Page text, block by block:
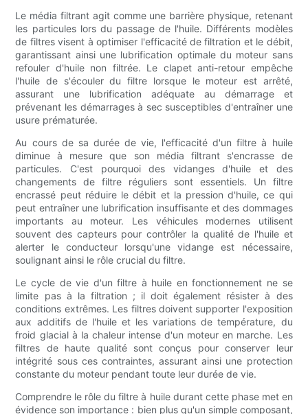
Le média filtrant agit comme une barrière physique, retenant
les particules lors du passage de l'huile. Différents modèles
de filtres visent à optimiser l'efficacité de filtration et le débit,
garantissant ainsi une lubrification optimale du moteur sans
refouler d'huile non filtrée. Le clapet anti-retour empêche
l'huile de s'écouler du filtre lorsque le moteur est arrêté,
assurant une lubrification adéquate au démarrage et
prévenant les démarrages à sec susceptibles d'entraîner une
usure prématurée.
Au cours de sa durée de vie, l'efficacité d'un filtre à huile
diminue à mesure que son média filtrant s'encrasse de
particules. C'est pourquoi des vidanges d'huile et des
changements de filtre réguliers sont essentiels. Un filtre
encrassé peut réduire le débit et la pression d'huile, ce qui
peut entraîner une lubrification insuffisante et des dommages
importants au moteur. Les véhicules modernes utilisent
souvent des capteurs pour contrôler la qualité de l'huile et
alerter le conducteur lorsqu'une vidange est nécessaire,
soulignant ainsi le rôle crucial du filtre.
Le cycle de vie d'un filtre à huile en fonctionnement ne se
limite pas à la filtration ; il doit également résister à des
conditions extrêmes. Les filtres doivent supporter l'exposition
aux additifs de l'huile et les variations de température, du
froid glacial à la chaleur intense d'un moteur en marche. Les
filtres de haute qualité sont conçus pour conserver leur
intégrité sous ces contraintes, assurant ainsi une protection
constante du moteur pendant toute leur durée de vie.
Comprendre le rôle du filtre à huile durant cette phase met en
évidence son importance : bien plus qu'un simple composant,